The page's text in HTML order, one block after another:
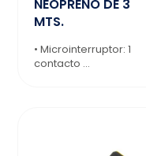
NEOPRENO DE 3
MTS.
• Microinterruptor: 1
contacto ...